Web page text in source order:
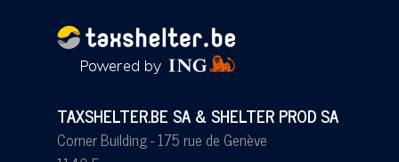
TAXSHELTER.BE SA & SHELTER PROD SA
Corner Building - 175 rue de Genève